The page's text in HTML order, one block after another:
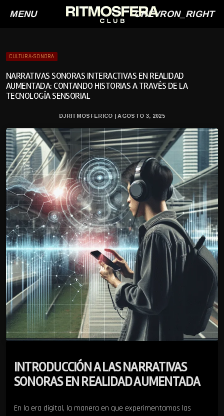
MENU CHEVRON_RIGHT
CULTURA-SONORA
NARRATIVAS SONORAS INTERACTIVAS EN REALIDAD
AUMENTADA: CONTANDO HISTORIAS A TRAVÉS DE LA
TECNOLOGÍA SENSORIAL
DJRITMOSFERICO | AGOSTO 3, 2025
INTRODUCCIÓN A LAS NARRATIVAS
SONORAS EN REALIDAD AUMENTADA
En la era digital, la manera en que experimentamos las